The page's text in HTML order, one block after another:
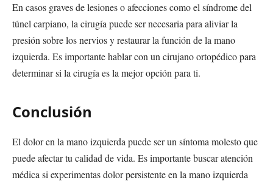
En casos graves de lesiones o afecciones como el síndrome del
túnel carpiano, la cirugía puede ser necesaria para aliviar la
presión sobre los nervios y restaurar la función de la mano
izquierda. Es importante hablar con un cirujano ortopédico para
determinar si la cirugía es la mejor opción para ti.
Conclusión
El dolor en la mano izquierda puede ser un síntoma molesto que
puede afectar tu calidad de vida. Es importante buscar atención
médica si experimentas dolor persistente en la mano izquierda